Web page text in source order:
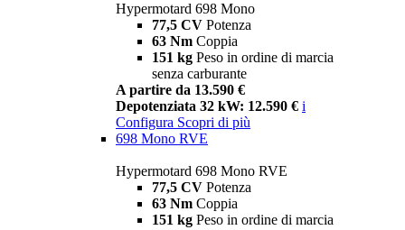
Hypermotard 698 Mono
77,5 CV Potenza
63 Nm Coppia
151 kg Peso in ordine di marcia
senza carburante
A partire da 13.590 €
Depotenziata 32 kW: 12.590 € i
Configura Scopri di più
698 Mono RVE
Hypermotard 698 Mono RVE
77,5 CV Potenza
63 Nm Coppia
151 kg Peso in ordine di marcia